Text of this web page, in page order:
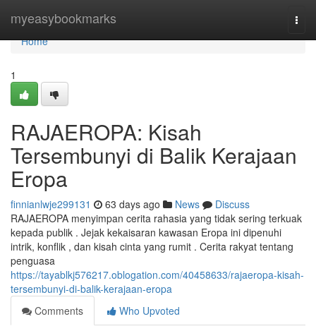
myeasybookmarks
Home
Home
1
RAJAEROPA: Kisah
Tersembunyi di Balik Kerajaan
Eropa
finnianlwje299131 63 days ago News
Discuss
RAJAEROPA menyimpan cerita rahasia yang tidak sering terkuak
kepada publik . Jejak kekaisaran kawasan Eropa ini dipenuhi
intrik, konflik , dan kisah cinta yang rumit . Cerita rakyat tentang
penguasa
https://tayablkj576217.oblogation.com/40458633/rajaeropa-kisah-
tersembunyi-di-balik-kerajaan-eropa
Comments
Who Upvoted